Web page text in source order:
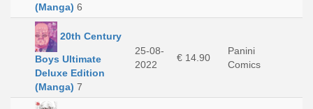
(Manga) 6
20th Century
Boys Ultimate
Deluxe Edition
(Manga) 7
25-08-
2022
€ 14.90
Panini
Comics